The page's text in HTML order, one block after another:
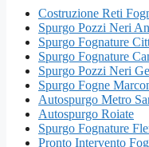
Costruzione Reti
Spurgo Pozzi Neri
Spurgo Fognature
Spurgo Fognature
Spurgo Pozzi Neri
Spurgo Fogne
Autospurgo Metro
Autospurgo Roiate
Spurgo Fognature
Pronto Intervento